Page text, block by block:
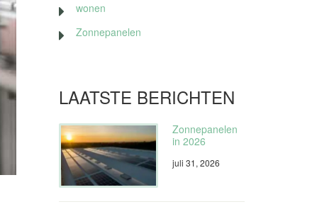
wonen
Zonnepanelen
LAATSTE BERICHTEN
Zonnepanelen
in 2026
juli 31, 2026